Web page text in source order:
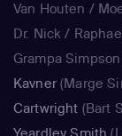
Van Houten /
Dr. Nick /
Grampa
Kavner(Marge
Cartwright (Bart
Yeardley Smith